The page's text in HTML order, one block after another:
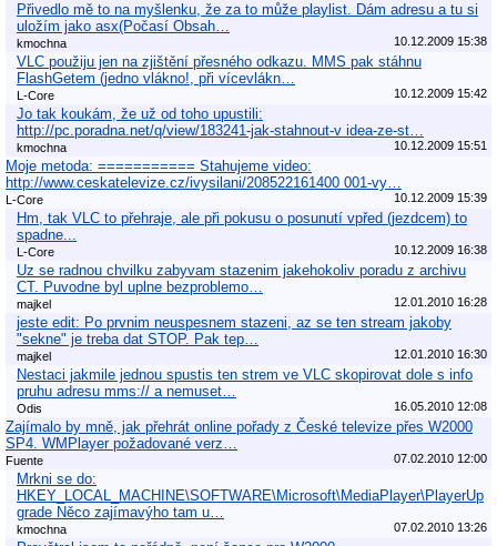
Přivedlo mě to na myšlenku, že za to může playlist. Dám adresu a tu si
uložím jako asx(Počasí Obsah…
kmochna 10.12.2009 15:38
VLC použiju jen na zjištění přesného odkazu. MMS pak stáhnu
FlashGetem (jedno vlákno!, při vícevlákn…
L-Core 10.12.2009 15:42
Jo tak koukám, že už od toho upustili:
http://pc.poradna.net/q/view/183241-jak-stahnout-v idea-ze-st…
kmochna 10.12.2009 15:51
Moje metoda: =========== Stahujeme video:
http://www.ceskatelevize.cz/ivysilani/208522161400 001-vy…
L-Core 10.12.2009 15:39
Hm, tak VLC to přehraje, ale při pokusu o posunutí vpřed (jezdcem) to
spadne...
L-Core 10.12.2009 16:38
Uz se radnou chvilku zabyvam stazenim jakehokoliv poradu z archivu
CT. Puvodne byl uplne bezproblemo…
majkel 12.01.2010 16:28
jeste edit: Po prvnim neuspesnem stazeni, az se ten stream jakoby
"sekne" je treba dat STOP. Pak tep…
majkel 12.01.2010 16:30
Nestaci jakmile jednou spustis ten strem ve VLC skopirovat dole s info
pruhu adresu mms:// a nemuset…
Odis 16.05.2010 12:08
Zajímalo by mně, jak přehrát online pořady z České televize přes W2000
SP4. WMPlayer požadované verz…
Fuente 07.02.2010 12:00
Mrkni se do:
HKEY_LOCAL_MACHINE\SOFTWARE\Microsoft\MediaPlayer\PlayerUp
grade Něco zajímavýho tam u…
kmochna 07.02.2010 13:26